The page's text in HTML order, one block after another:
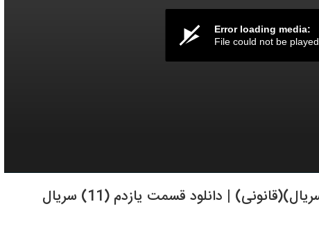
Error loading media:
File could not be played
قسمت یازدهم سریال ممنوعه (سریال)(قانونی) | دانلود قسمت یازدم (11) سریال